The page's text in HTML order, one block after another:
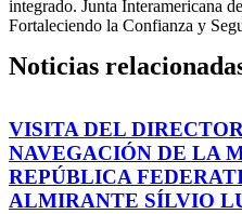
integrado. Junta Interamericana
Fortaleciendo la Confianza y
Noticias
VISITA DEL
NAVEGACIÓN DE LA
REPÚBLICA
ALMIRANTE SÍLVIO